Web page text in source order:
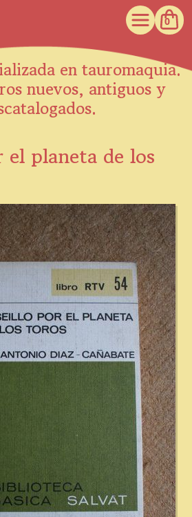
0
en tauromaquia.
nuevos, antiguos y
el planeta de los